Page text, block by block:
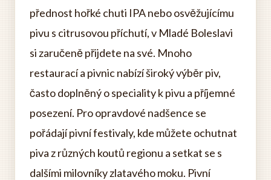
přednost hořké chuti IPA nebo osvěžujícímu
pivu s citrusovou příchutí, v Mladé Boleslavi
si zaručeně přijdete na své. Mnoho
restaurací a pivnic nabízí široký výběr piv,
často doplněný o speciality k pivu a příjemné
posezení. Pro opravdové nadšence se
pořádají pivní festivaly, kde můžete ochutnat
piva z různých koutů regionu a setkat se s
dalšími milovníky zlatavého moku. Pivní